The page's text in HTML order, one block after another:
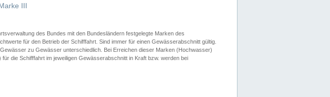
III
des Bundes mit den Bundesländern festgelegte Marken des
für den Betrieb der Schifffahrt. Sind immer für einen Gewässerabschnitt gültig.
zu Gewässer unterschiedlich. Bei Erreichen dieser Marken (Hochwasser)
die Schifffahrt im jeweiligen Gewässerabschnitt in Kraft bzw. werden bei